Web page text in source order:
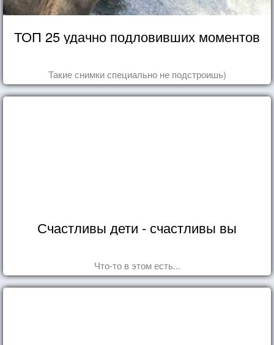
ТОП 25 удачно подловивших моментов
Такие снимки специально не подстроишь)
Счастливы дети - счастливы вы
Что-то в этом есть...